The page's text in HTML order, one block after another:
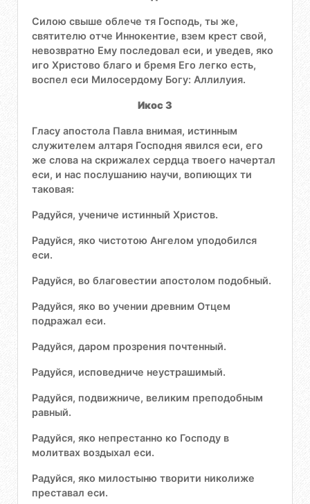
Силою свыше облече тя Господь, ты же,
святителю отче Иннокентие, взем крест свой,
невозвратно Ему последовал еси, и уведев, яко
иго Христово благо и бремя Его легко есть,
воспел еси Милосердому Богу: Аллилуия.
Икос 3
Гласу апостола Павла внимая, истинным
служителем алтаря Господня явился еси, его
же слова на скрижалех сердца твоего начертал
еси, и нас послушанию научи, вопиющих ти
таковая:
Радуйся, учениче истинный Христов.
Радуйся, яко чистотою Ангелом уподобился
еси.
Радуйся, во благовестии апостолом подобный.
Радуйся, яко во учении древним Отцем
подражал еси.
Радуйся, даром прозрения почтенный.
Радуйся, исповедниче неустрашимый.
Радуйся, подвижниче, великим преподобным
равный.
Радуйся, яко непрестанно ко Господу в
молитвах воздыхал еси.
Радуйся, яко милостыню творити николиже
преставал еси.